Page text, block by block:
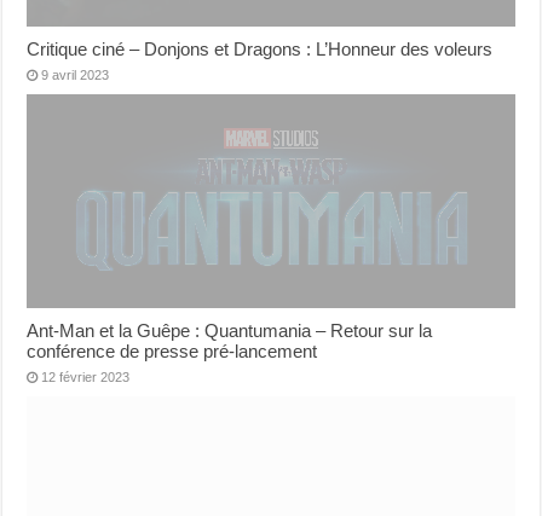
Critique ciné – Donjons et Dragons : L’Honneur des voleurs
9 avril 2023
Ant-Man et la Guêpe : Quantumania – Retour sur la
conférence de presse pré-lancement
12 février 2023